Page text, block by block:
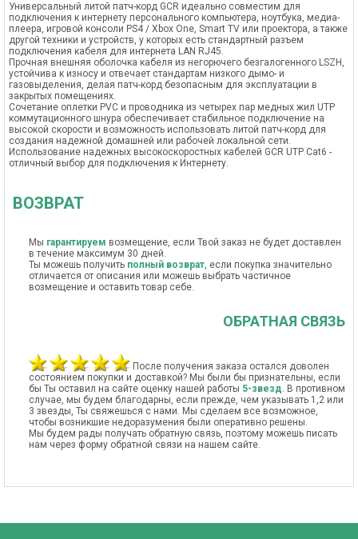
Универсальный литой патч-корд GCR идеально совместим для
подключения к интернету персонального компьютера, ноутбука, медиа-
плеера, игровой консоли PS4 / Xbox One, Smart TV или проектора, а также
другой техники и устройств, у которых есть стандартный разъем
подключения кабеля для интернета LAN RJ45.
Прочная внешняя оболочка кабеля из негорючего безгалогенного LSZH,
устойчива к износу и отвечает стандартам низкого дымо- и
газовыделения, делая патч-корд безопасным для эксплуатации в
закрытых помещениях.
Сочетание оплетки PVC и проводника из четырех пар медных жил UTP
коммутационного шнура обеспечивает стабильное подключение на
высокой скорости и возможность использовать литой патч-корд для
создания надежной домашней или рабочей локальной сети.
Использование надежных высокоскоростных кабелей GCR UTP Cat6 -
отличный выбор для подключения к Интернету.
ВОЗВРАТ
Мы гарантируем возмещение, если Твой заказ не будет доставлен
в течение максимум 30 дней.
Ты можешь получить полный возврат, если покупка значительно
отличается от описания или можешь выбрать частичное
возмещение и оставить товар себе.
ОБРАТНАЯ СВЯЗЬ
После получения заказа остался доволен
состоянием покупки и доставкой? Мы были бы признательны, если
бы Ты оставил на сайте оценку нашей работы 5-звезд. В противном
случае, мы будем благодарны, если прежде, чем указывать 1,2 или
3 звезды, Ты свяжешься с нами. Мы сделаем все возможное,
чтобы возникшие недоразумения были оперативно решены.
Мы будем рады получать обратную связь, поэтому можешь писать
нам через форму обратной связи на нашем сайте.